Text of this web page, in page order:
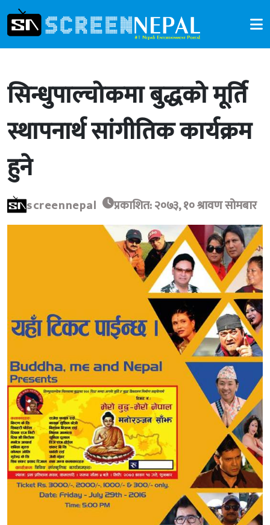
सिन्धुपाल्चोकमा बुद्धको मूर्ति
स्थापनार्थ सांगीतिक कार्यक्रम
हुने
screennepal प्रकाशित: २०७३, १० श्रावण सोमबार